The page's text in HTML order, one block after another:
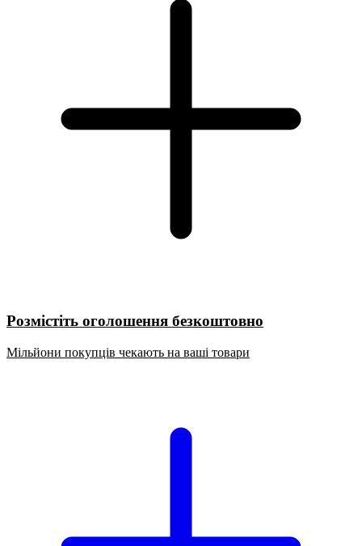
Розмістіть оголошення безкоштовно
Мільйони покупців чекають на ваші товари